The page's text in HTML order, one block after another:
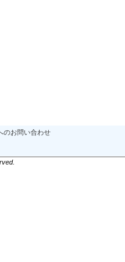
のお問い合わせ